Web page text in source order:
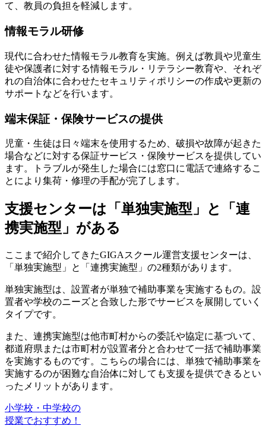
て、教員の負担を軽減します。
情報モラル研修
現代に合わせた情報モラル教育を実施。例えば教員や児童生
徒や保護者に対する情報モラル・リテラシー教育や、それぞ
れの自治体に合わせたセキュリティポリシーの作成や更新の
サポートなどを行います。
端末保証・保険サービスの提供
児童・生徒は日々端末を使用するため、破損や故障が起きた
場合などに対する保証サービス・保険サービスを提供してい
ます。トラブルが発生した場合には窓口に電話で連絡するこ
とにより集荷・修理の手配が完了します。
支援センターは「単独実施型」と「連
携実施型」がある
ここまで紹介してきたGIGAスクール運営支援センターは、
「単独実施型」と「連携実施型」の2種類があります。
単独実施型は、設置者が単独で補助事業を実施するもの。設
置者や学校のニーズと合致した形でサービスを展開していく
タイプです。
また、連携実施型は他市町村からの委託や協定に基づいて、
都道府県または市町村が設置者分と合わせて一括で補助事業
を実施するものです。こちらの場合には、単独で補助事業を
実施するのが困難な自治体に対しても支援を提供できるとい
ったメリットがあります。
小学校・中学校の
授業でおすすめ！